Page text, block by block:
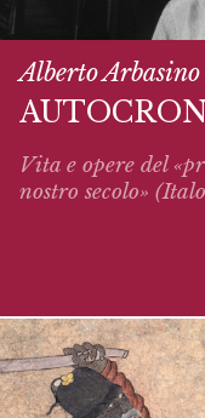
Alberto Arbasino
Vita e opere del
nostro secolo»